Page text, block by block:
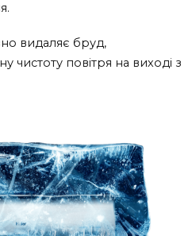
видаляє бруд,
чистоту повітря на виході з